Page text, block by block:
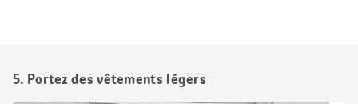
5. Portez des vêtements légers